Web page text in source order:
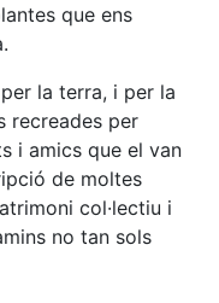
que ens
la terra, i per la
recreades per
i amics que el van
de moltes
col·lectiu i
no tan sols